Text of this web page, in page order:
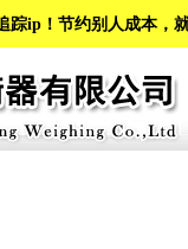
踪ip！节约别人成本，